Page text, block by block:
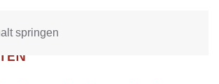
springen